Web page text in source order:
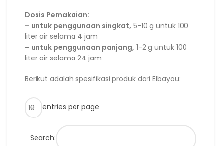
Dosis Pemakaian:
– untuk penggunaan singkat, 5-10 g untuk 100
liter air selama 4 jam
– untuk penggunaan panjang, 1-2 g untuk 100
liter air selama 24 jam
Berikut adalah spesifikasi produk dari Elbayou:
entries per page
Search: